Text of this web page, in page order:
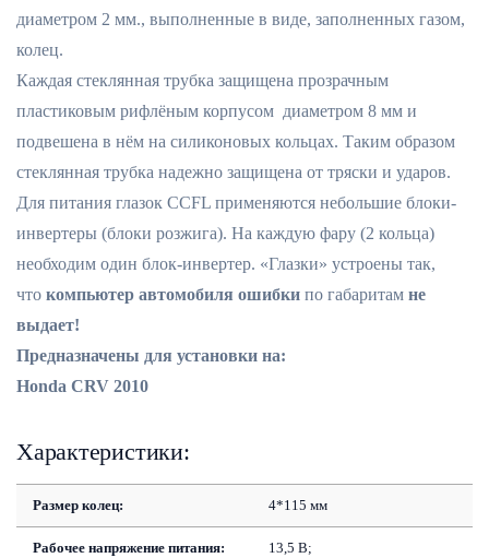
диаметром 2 мм., выполненные в виде, заполненных газом,
колец.
Каждая стеклянная трубка защищена прозрачным
пластиковым рифлёным корпусом диаметром 8 мм и
подвешена в нём на силиконовых кольцах. Таким образом
стеклянная трубка надежно защищена от тряски и ударов.
Для питания глазок CCFL применяются небольшие блоки-
инвертеры (блоки розжига). На каждую фару (2 кольца)
необходим один блок-инвертер. «Глазки» устроены так,
что компьютер автомобиля ошибки по габаритам не
выдает!
Предназначены для установки на:
Honda CRV 2010
Характеристики:
Размер колец: 4*115 мм
Рабочее напряжение питания: 13,5 В;